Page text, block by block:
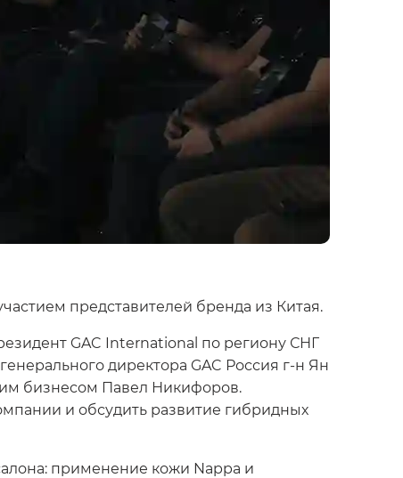
представителей бренда из Китая.
GAC International по региону СНГ
директора GAC Россия г-н Ян
бизнесом Павел Никифоров.
и обсудить развитие гибридных
применение кожи Nappa и